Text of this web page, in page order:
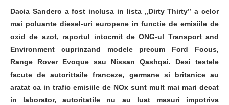
Dacia Sandero a fost inclusa in lista „Dirty Thirty” a celor
mai poluante diesel-uri europene in functie de emisiile de
oxid de azot, raportul intocmit de ONG-ul Transport and
Environment cuprinzand modele precum Ford Focus,
Range Rover Evoque sau Nissan Qashqai. Desi testele
facute de autorittaile franceze, germane si britanice au
aratat ca in trafic emisiile de NOx sunt mult mai mari decat
in laborator, autoritatile nu au luat masuri impotriva